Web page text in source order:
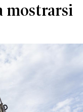
mostrarsi